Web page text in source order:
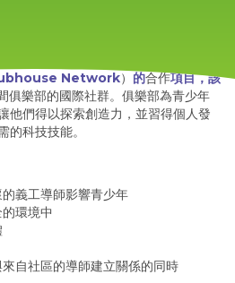
Network） 的合作項目，該
俱樂部的國際社群。俱樂部為青少年
他們得以探索創造力，並習得個人發
的科技技能。
義工導師影響青少年
環境中
自社區的導師建立關係的同時